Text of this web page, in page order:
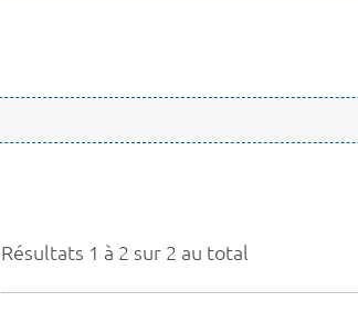
Résultats 1 à 2 sur 2 au total